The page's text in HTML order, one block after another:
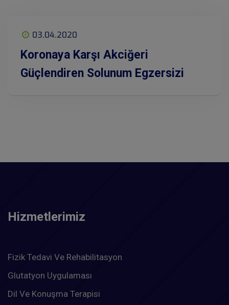
03.04.2020
Koronaya Karşı Akciğeri
Güçlendiren Solunum Egzersizi
Hizmetlerimiz
Fizik Tedavi Ve Rehabilitasyon
Glutatyon Uygulaması
Dil Ve Konuşma Terapisi